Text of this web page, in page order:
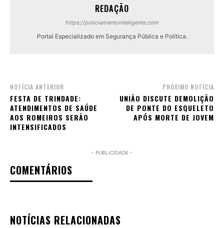
REDAÇÃO
https://policiamentointeligente.com
Portal Especializado em Segurança Pública e Política.
NOTÍCIA ANTERIOR
FESTA DE TRINDADE:
ATENDIMENTOS DE SAÚDE
AOS ROMEIROS SERÃO
INTENSIFICADOS
PRÓXIMO NOTÍCIA
UNIÃO DISCUTE DEMOLIÇÃO
DE PONTE DO ESQUELETO
APÓS MORTE DE JOVEM
- PUBLICIDADE -
COMENTÁRIOS
NOTÍCIAS RELACIONADAS